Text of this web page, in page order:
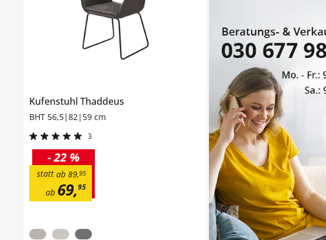
KufenstuhlThaddeus
BHT 56,5|82|59 cm
3
ab 69,95
ab 89,95
statt
-22 %